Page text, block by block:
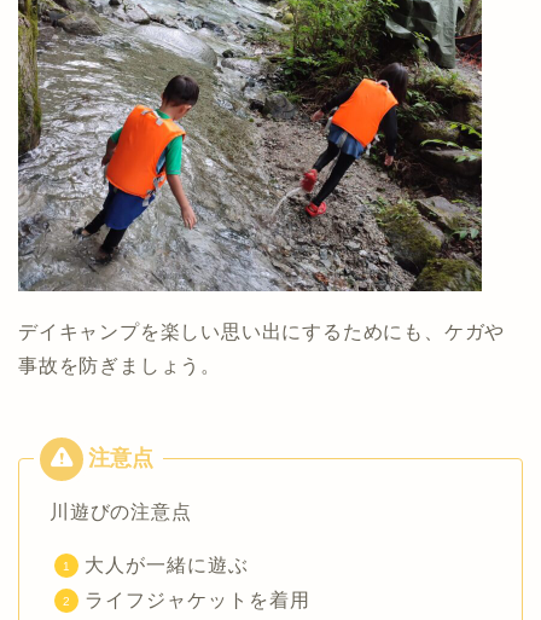
デイキャンプを楽しい思い出にするためにも、ケガや
事故を防ぎましょう。
川遊びの注意点
大人が一緒に遊ぶ
ライフジャケットを着用